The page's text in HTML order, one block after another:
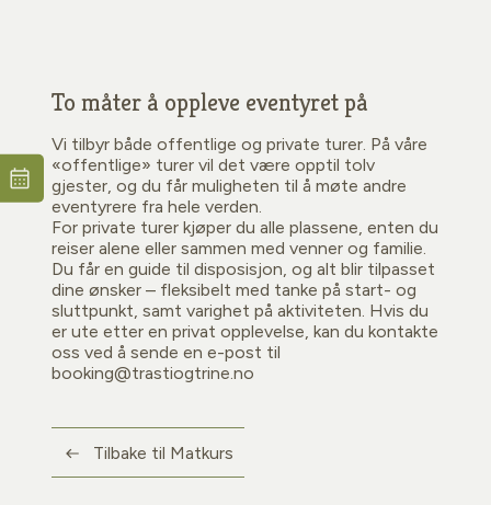
To måter å oppleve eventyret på
Vi tilbyr både offentlige og private turer. På våre
«offentlige» turer vil det være opptil tolv
gjester, og du får muligheten til å møte andre
eventyrere fra hele verden.
For private turer kjøper du alle plassene, enten du
reiser alene eller sammen med venner og familie.
Du får en guide til disposisjon, og alt blir tilpasset
dine ønsker – fleksibelt med tanke på start- og
sluttpunkt, samt varighet på aktiviteten. Hvis du
er ute etter en privat opplevelse, kan du kontakte
oss ved å sende en e-post til
booking@trastiogtrine.no
Tilbake til Matkurs